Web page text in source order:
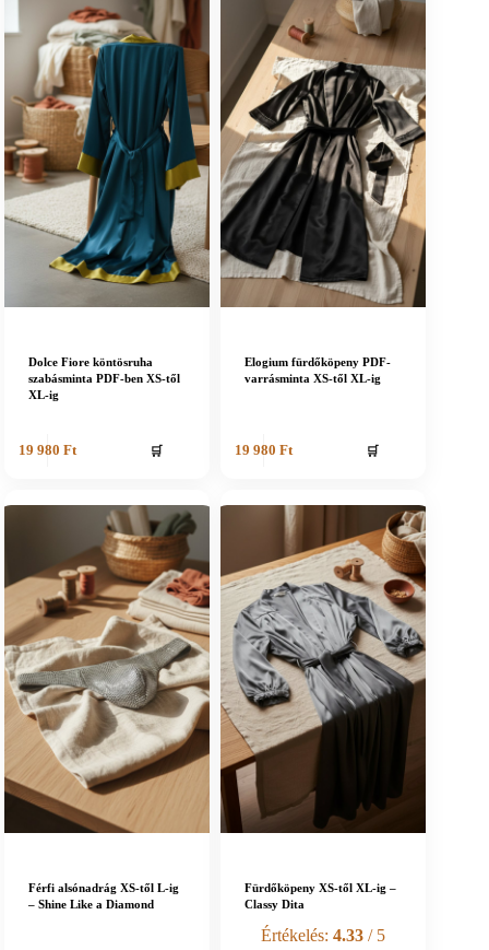
Dolce Fiore köntösruha
szabásminta PDF-ben XS-től
XL-ig
19 980 Ft 🛒
Elogium fürdőköpeny PDF-
varrásminta XS-től XL-ig
19 980 Ft 🛒
Férfi alsónadrág XS-től L-ig
– Shine Like a Diamond
Fürdőköpeny XS-től XL-ig –
Classy Dita
Értékelés:4.33 / 5